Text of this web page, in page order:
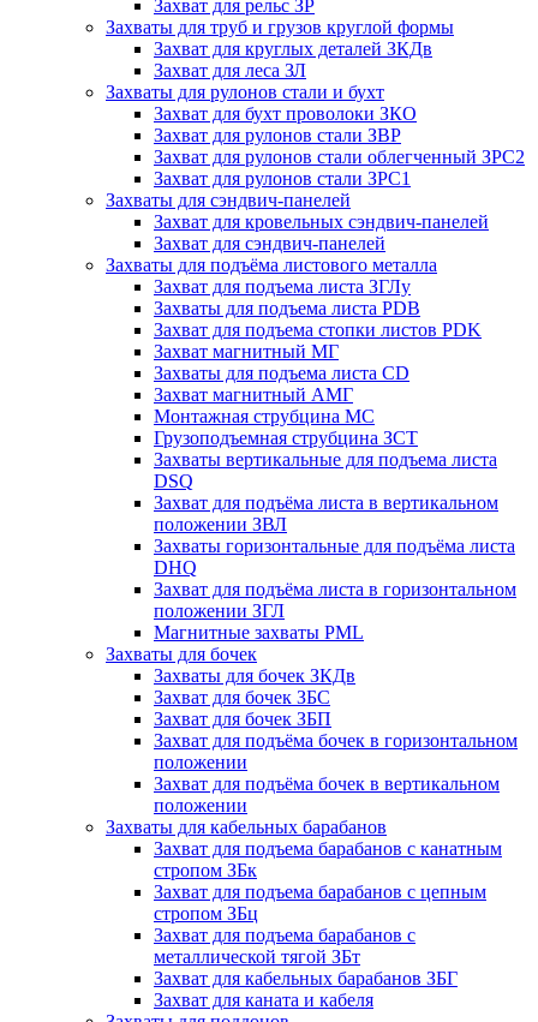
Захват для рельс ЗР
Захваты для труб и грузов круглой формы
Захват для круглых деталей ЗКДв
Захват для леса ЗЛ
Захваты для рулонов стали и бухт
Захват для бухт проволоки ЗКО
Захват для рулонов стали ЗВР
Захват для рулонов стали облегченный ЗРС2
Захват для рулонов стали ЗРС1
Захваты для сэндвич-панелей
Захват для кровельных сэндвич-панелей
Захват для сэндвич-панелей
Захваты для подъёма листового металла
Захват для подъема листа ЗГЛу
Захваты для подъема листа PDB
Захват для подъема стопки листов PDK
Захват магнитный МГ
Захваты для подъема листа CD
Захват магнитный АМГ
Монтажная струбцина МС
Грузоподъемная струбцина ЗСТ
Захваты вертикальные для подъема листа
DSQ
Захват для подъёма листа в вертикальном
положении ЗВЛ
Захваты горизонтальные для подъёма листа
DHQ
Захват для подъёма листа в горизонтальном
положении ЗГЛ
Магнитные захваты PML
Захваты для бочек
Захваты для бочек ЗКДв
Захват для бочек ЗБС
Захват для бочек ЗБП
Захват для подъёма бочек в горизонтальном
положении
Захват для подъёма бочек в вертикальном
положении
Захваты для кабельных барабанов
Захват для подъема барабанов с канатным
стропом ЗБк
Захват для подъема барабанов с цепным
стропом ЗБц
Захват для подъема барабанов с
металлической тягой ЗБт
Захват для кабельных барабанов ЗБГ
Захват для каната и кабеля